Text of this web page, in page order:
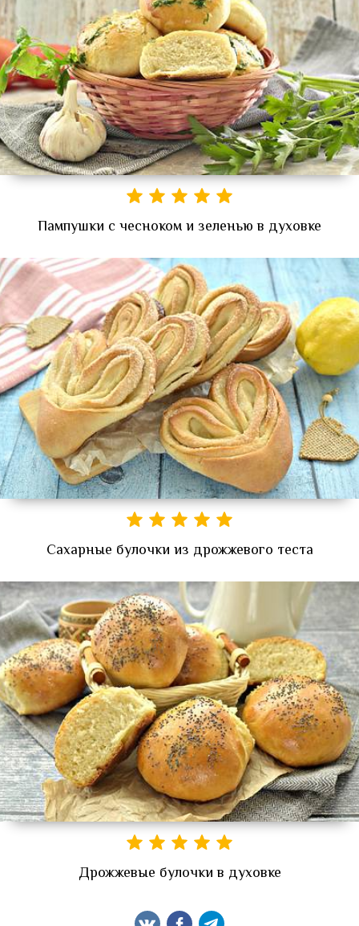
Пампушки с чесноком и зеленью в духовке
Сахарные булочки из дрожжевого теста
Дрожжевые булочки в духовке